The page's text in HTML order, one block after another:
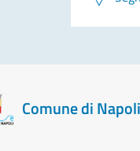
Comune di Napoli